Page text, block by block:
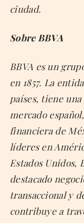
ciudad.
Sobre BBVA
BBVA es un
en 1857. La
países, tiene
mercado
financiera de
líderes en
Estados Unidos,
destacado
transaccional y
contribuye a